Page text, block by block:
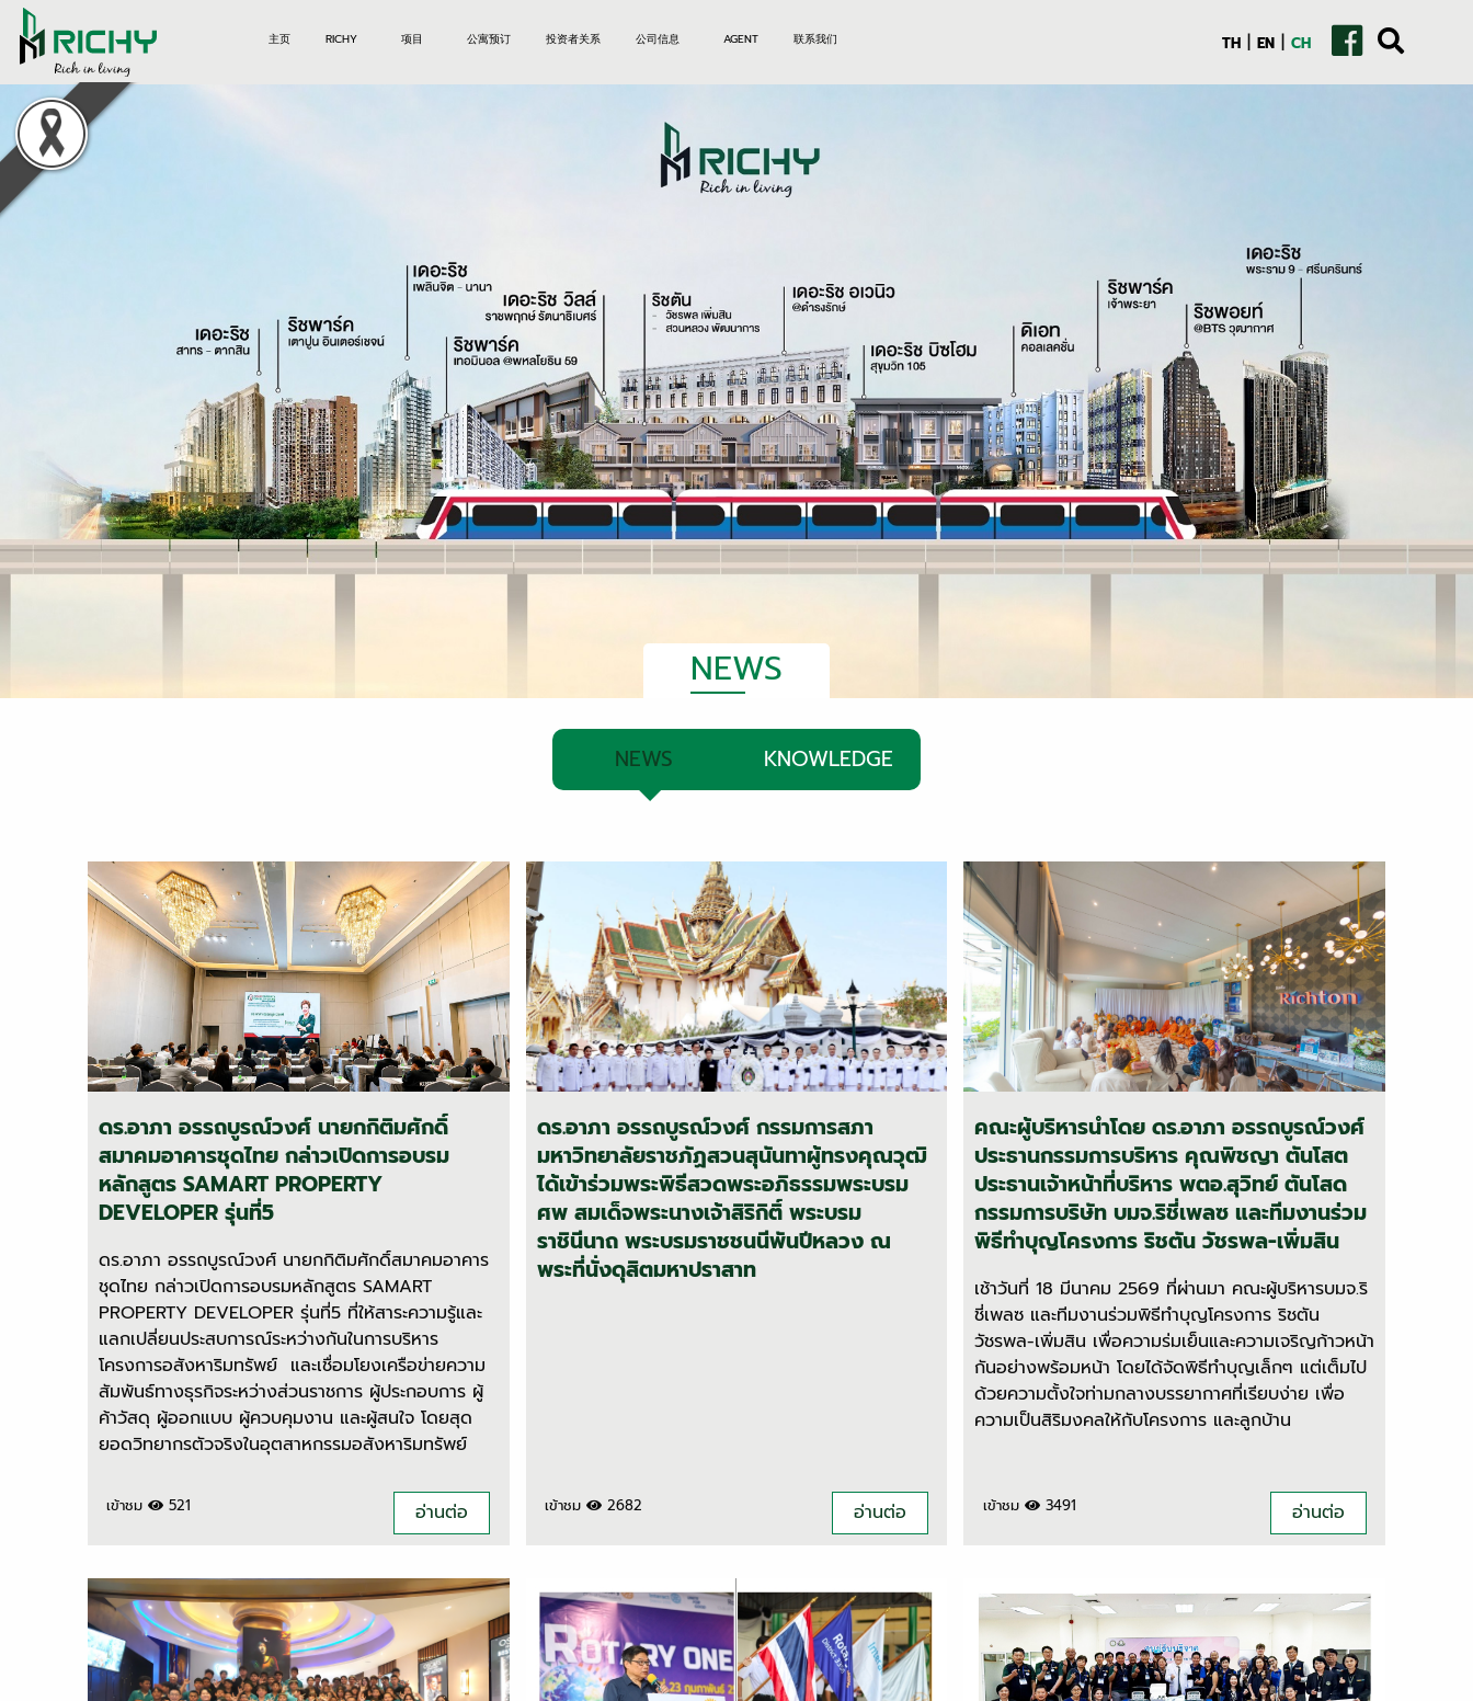
主页 RICHY 项目 公寓预订 投资者关系 公司信息 AGENT 联系我们 TH | EN | CH
NEWS
NEWS KNOWLEDGE
ดร.อาภา อรรถบูรณ์วงศ์ นายกกิติมศักดิ์
สมาคมอาคารชุดไทย กล่าวเปิดการอบรม
หลักสูตร SAMART PROPERTY
DEVELOPER รุ่นที่5
ดร.อาภา อรรถบูรณ์วงศ์ นายกกิติมศักดิ์สมาคมอาคาร
ชุดไทย กล่าวเปิดการอบรมหลักสูตร SAMART
PROPERTY DEVELOPER รุ่นที่5 ที่ให้สาระความรู้และ
แลกเปลี่ยนประสบการณ์ระหว่างกันในการบริหาร
โครงการอสังหาริมทรัพย์ และเชื่อมโยงเครือข่ายความ
สัมพันธ์ทางธุรกิจระหว่างส่วนราชการ ผู้ประกอบการ ผู้
ค้าวัสดุ ผู้ออกแบบ ผู้ควบคุมงาน และผู้สนใจ โดยสุด
ยอดวิทยากรตัวจริงในอุตสาหกรรมอสังหาริมทรัพย์
เข้าชม 521 อ่านต่อ
ดร.อาภา อรรถบูรณ์วงศ์ กรรมการสภา
มหาวิทยาลัยราชภัฏสวนสุนันทาผู้ทรงคุณวุฒิ
ได้เข้าร่วมพระพิธีสวดพระอภิธรรมพระบรม
ศพ สมเด็จพระนางเจ้าสิริกิติ์ พระบรม
ราชินีนาถ พระบรมราชชนนีพันปีหลวง ณ
พระที่นั่งดุสิตมหาปราสาท
เข้าชม 2682 อ่านต่อ
คณะผู้บริหารนำโดย ดร.อาภา อรรถบูรณ์วงศ์
ประธานกรรมการบริหาร คุณพิชญา ตันโสต
ประธานเจ้าหน้าที่บริหาร พตอ.สุวิทย์ ตันโสด
กรรมการบริษัท บมจ.ริชี่เพลซ และทีมงานร่วม
พิธีทำบุญโครงการ ริชตัน วัชรพล-เพิ่มสิน
เช้าวันที่ 18 มีนาคม 2569 ที่ผ่านมา คณะผู้บริหารบมจ.ริ
ชี่เพลซ และทีมงานร่วมพิธีทำบุญโครงการ ริชตัน
วัชรพล-เพิ่มสิน เพื่อความร่มเย็นและความเจริญก้าวหน้า
กันอย่างพร้อมหน้า โดยได้จัดพิธีทำบุญเล็กๆ แต่เต็มไป
ด้วยความตั้งใจท่ามกลางบรรยากาศที่เรียบง่าย เพื่อ
ความเป็นสิริมงคลให้กับโครงการ และลูกบ้าน
เข้าชม 3491 อ่านต่อ